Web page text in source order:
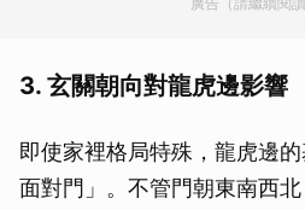
3. 玄關朝向對龍虎邊影響
即使家裡格局特殊，龍虎邊
面對門」。不管門朝東南西